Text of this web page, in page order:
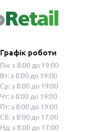
Графік роботи
Пн: з 8:00 до 19:00
Вт: з 8:00 до 19:00
Ср: з 8:00 до 19:00
Чт: з 8:00 до 19:00
Пт: з 8:00 до 19:00
Сб: з 8:00 до 17:00
Нд: з 8:00 до 17:00